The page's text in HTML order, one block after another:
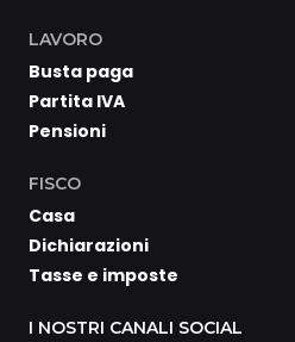
LAVORO
Busta paga
Partita IVA
Pensioni
FISCO
Casa
Dichiarazioni
Tasse e imposte
I NOSTRI CANALI SOCIAL